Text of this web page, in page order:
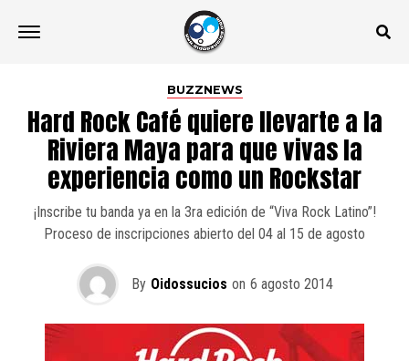
BUZZNEWS
Hard Rock Café quiere llevarte a la
Riviera Maya para que vivas la
experiencia como un Rockstar
¡Inscribe tu banda ya en la 3ra edición de “Viva Rock Latino”!
Proceso de inscripciones abierto del 04 al 15 de agosto
By Oidossucios on 6 agosto 2014